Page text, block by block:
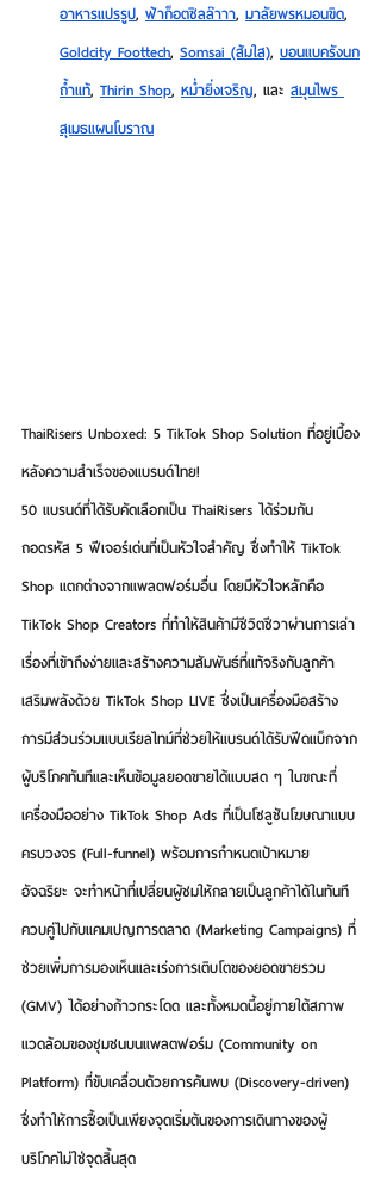
อาหารแปรรูป, ฟ้าก็อตซิลล๊าาา, มาลัยพรหมอนขิด,
Goldcity Foottech, Somsai (ส้มใส), บอนแบครังนก
ถ้ำแท้, Thirin Shop, หม่ำยิ่งเจริญ, และ สมุนไพร
สุเมธแผนโบราณ
ThaiRisers Unboxed: 5 TikTok Shop Solution ที่อยู่เบื้อง
หลังความสำเร็จของแบรนด์ไทย!
50 แบรนด์ที่ได้รับคัดเลือกเป็น ThaiRisers ได้ร่วมกัน
ถอดรหัส 5 ฟีเจอร์เด่นที่เป็นหัวใจสำคัญ ซึ่งทำให้ TikTok
Shop แตกต่างจากแพลตฟอร์มอื่น โดยมีหัวใจหลักคือ
TikTok Shop Creators ที่ทำให้สินค้ามีชีวิตชีวาผ่านการเล่า
เรื่องที่เข้าถึงง่ายและสร้างความสัมพันธ์ที่แท้จริงกับลูกค้า
เสริมพลังด้วย TikTok Shop LIVE ซึ่งเป็นเครื่องมือสร้าง
การมีส่วนร่วมแบบเรียลไทม์ที่ช่วยให้แบรนด์ได้รับฟีดแบ็กจาก
ผู้บริโภคทันทีและเห็นข้อมูลยอดขายได้แบบสด ๆ ในขณะที่
เครื่องมืออย่าง TikTok Shop Ads ที่เป็นโซลูชันโฆษณาแบบ
ครบวงจร (Full-funnel) พร้อมการกำหนดเป้าหมาย
อัจฉริยะ จะทำหน้าที่เปลี่ยนผู้ชมให้กลายเป็นลูกค้าได้ในทันที
ควบคู่ไปกับแคมเปญการตลาด (Marketing Campaigns) ที่
ช่วยเพิ่มการมองเห็นและเร่งการเติบโตของยอดขายรวม
(GMV) ได้อย่างก้าวกระโดด และทั้งหมดนี้อยู่ภายใต้สภาพ
แวดล้อมของชุมชนบนแพลตฟอร์ม (Community on
Platform) ที่ขับเคลื่อนด้วยการค้นพบ (Discovery-driven)
ซึ่งทำให้การซื้อเป็นเพียงจุดเริ่มต้นของการเดินทางของผู้
บริโภคไม่ใช่จุดสิ้นสุด